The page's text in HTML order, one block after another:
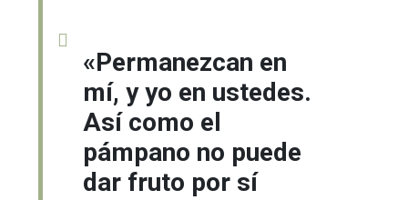
«Permanezcan en
mí, y yo en ustedes.
Así como el
pámpano no puede
dar fruto por sí